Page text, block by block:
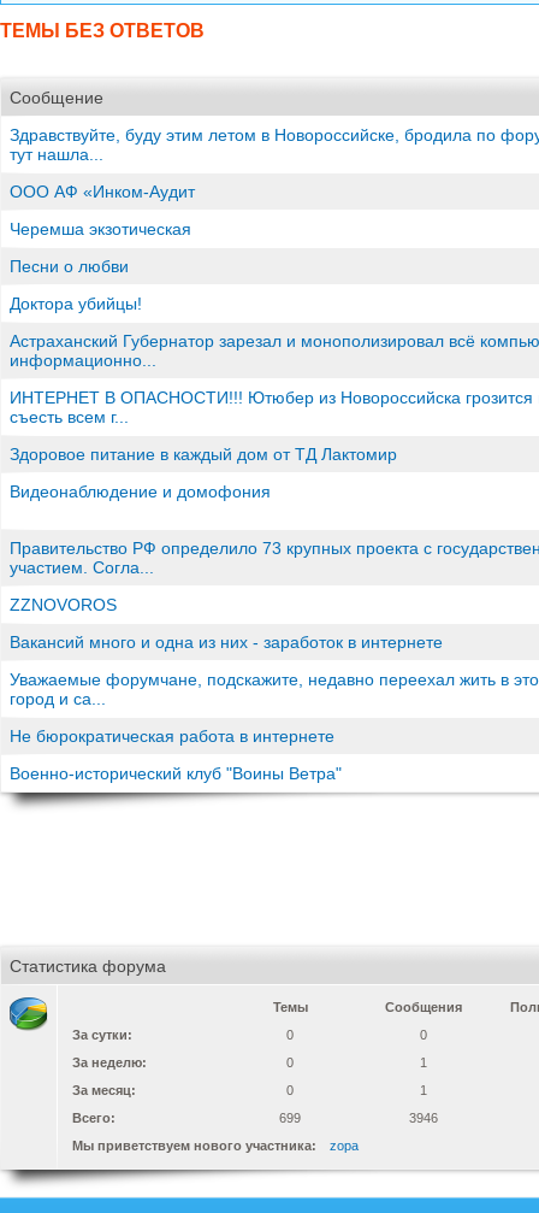
ТЕМЫ БЕЗ ОТВЕТОВ
Сообщение
Здравствуйте, буду этим летом в Новороссийске, бродила по
тут нашла...
ООО АФ «Инком-Аудит
Черемша экзотическая
Песни о любви
Доктора убийцы!
Астраханский Губернатор зарезал и монополизировал всё
информационно...
ИНТЕРНЕТ В ОПАСНОСТИ!!! Ютюбер из Новороссийска грозится
съесть всем г...
Здоровое питание в каждый дом от ТД Лактомир
Видеонаблюдение и домофония
Правительство РФ определило 73 крупных проекта с
участием. Согла...
ZZNOVOROS
Вакансий много и одна из них - заработок в интернете
Уважаемые форумчане, подскажите, недавно переехал жить в
город и са...
Не бюрократическая работа в интернете
Военно-исторический клуб "Воины Ветра"
Статистика форума
Темы Сообщения
За сутки:
0
0
За неделю:
0
1
За месяц:
0
1
Всего:
699
3946
Мы приветствуем нового участника:
zopa